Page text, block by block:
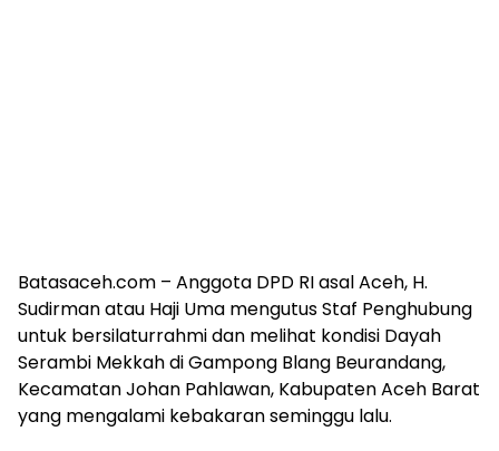
Batasaceh.com – Anggota DPD RI asal Aceh, H.
Sudirman atau Haji Uma mengutus Staf Penghubung
untuk bersilaturrahmi dan melihat kondisi Dayah
Serambi Mekkah di Gampong Blang Beurandang,
Kecamatan Johan Pahlawan, Kabupaten Aceh Barat
yang mengalami kebakaran seminggu lalu.